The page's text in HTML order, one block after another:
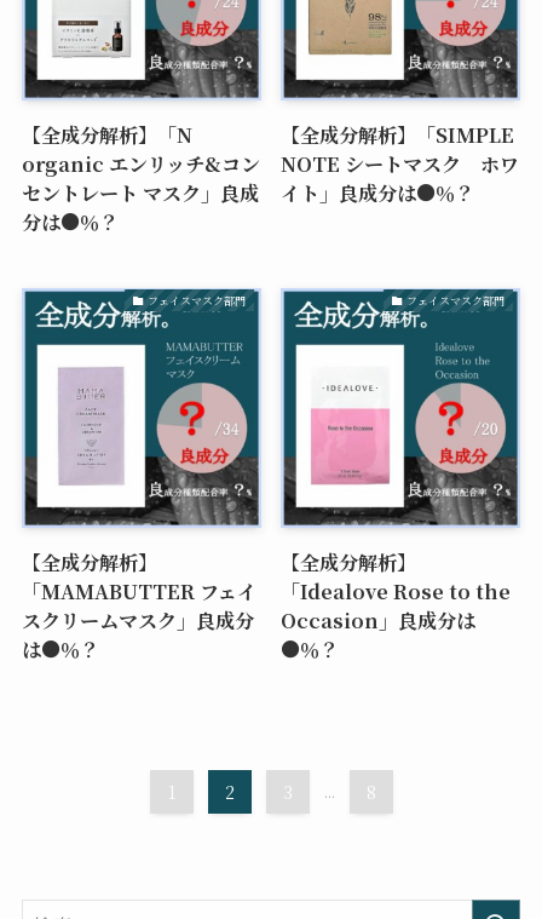
【全成分解析】「N
organic エンリッチ&コン
セントレート マスク」良成
分は●％？
【全成分解析】「SIMPLE
NOTE シートマスク ホワ
イト」良成分は●％？
フェイスマスク部門
【全成分解析】
「MAMABUTTER フェイ
スクリームマスク」良成分
は●％？
フェイスマスク部門
【全成分解析】
「Idealove Rose to the
Occasion」良成分は
●％？
1 2 3 ... 8